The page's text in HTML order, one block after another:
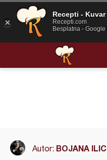
Autor: BOJANA ILIC
Recepti - Kuvar
Recepti.com
Besplatna - Google